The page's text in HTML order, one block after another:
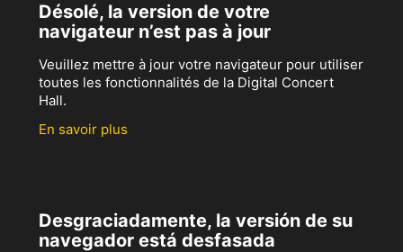
Désolé, la version de votre
navigateur n’est pas à jour
Veuillez mettre à jour votre navigateur pour utiliser
toutes les fonctionnalités de la Digital Concert
Hall.
En savoir plus
Desgraciadamente, la versión de su
navegador está desfasada